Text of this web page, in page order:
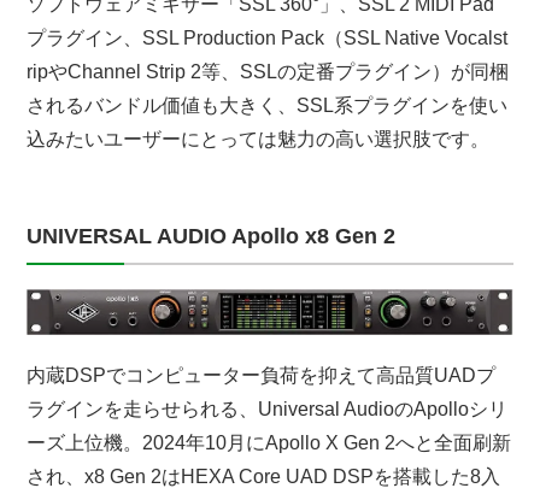
ソフトウェアミキサー「SSL 360°」、SSL 2 MIDI Pad
プラグイン、SSL Production Pack（SSL Native Vocalst
ripやChannel Strip 2等、SSLの定番プラグイン）が同梱
されるバンドル価値も大きく、SSL系プラグインを使い
込みたいユーザーにとっては魅力の高い選択肢です。
UNIVERSAL AUDIO Apollo x8 Gen 2
内蔵DSPでコンピューター負荷を抑えて高品質UADプ
ラグインを走らせられる、Universal AudioのApolloシリ
ーズ上位機。2024年10月にApollo X Gen 2へと全面刷新
され、x8 Gen 2はHEXA Core UAD DSPを搭載した8入